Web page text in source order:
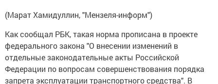
(Марат Хамидуллин, "Мензеля-информ")
Как сообщал РБК, такая норма прописана в проекте
федерального закона "О внесении изменений в
отдельные законодательные акты Российской
Федерации по вопросам совершенствования порядка
запрета эксплуатации транспортного средства". В